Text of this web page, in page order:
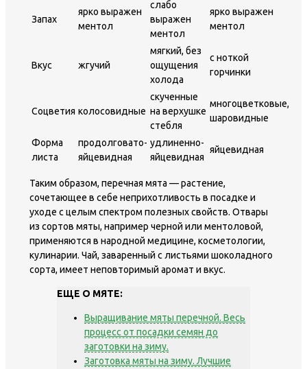
Запах
ярко выражен
ментол
слабо
выражен
ментол
ярко выражен
ментол
Вкус жгучий
мягкий, без
ощущения
холода
с ноткой
горчинки
Соцветия колосовидные
скученные
на верхушке
стебля
многоцветковые,
шаровидные
Форма
листа
продолговато-
яйцевидная
удлиненно-
яйцевидная
яйцевидная
Таким образом, перечная мята — растение,
сочетающее в себе неприхотливость в посадке и
уходе с целым спектром полезных свойств. Отвары
из сортов мяты, например черной или ментоловой,
применяются в народной медицине, косметологии,
кулинарии. Чай, заваренный с листьями шоколадного
сорта, имеет неповторимый аромат и вкус.
ЕЩЕ О МЯТЕ:
Выращивание мяты перечной. Весь
процесс от посадки семян до
заготовки на зиму.
Заготовка мяты на зиму. Лучшие